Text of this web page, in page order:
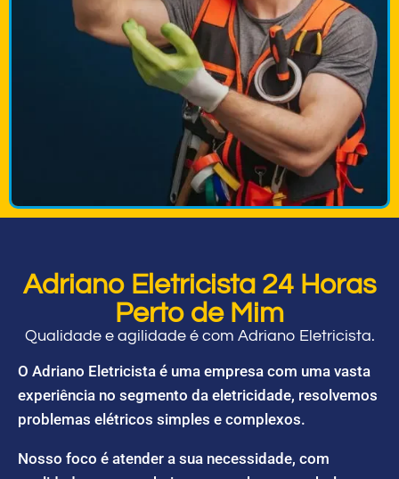
Adriano Eletricista 24 Horas
Perto de Mim
Qualidade e agilidade é com Adriano Eletricista.
O Adriano Eletricista é uma empresa com uma vasta
experiência no segmento da eletricidade, resolvemos
problemas elétricos simples e complexos.
Nosso foco é atender a sua necessidade, com